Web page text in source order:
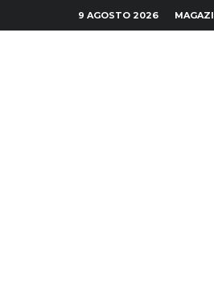
9 AGOSTO 2026